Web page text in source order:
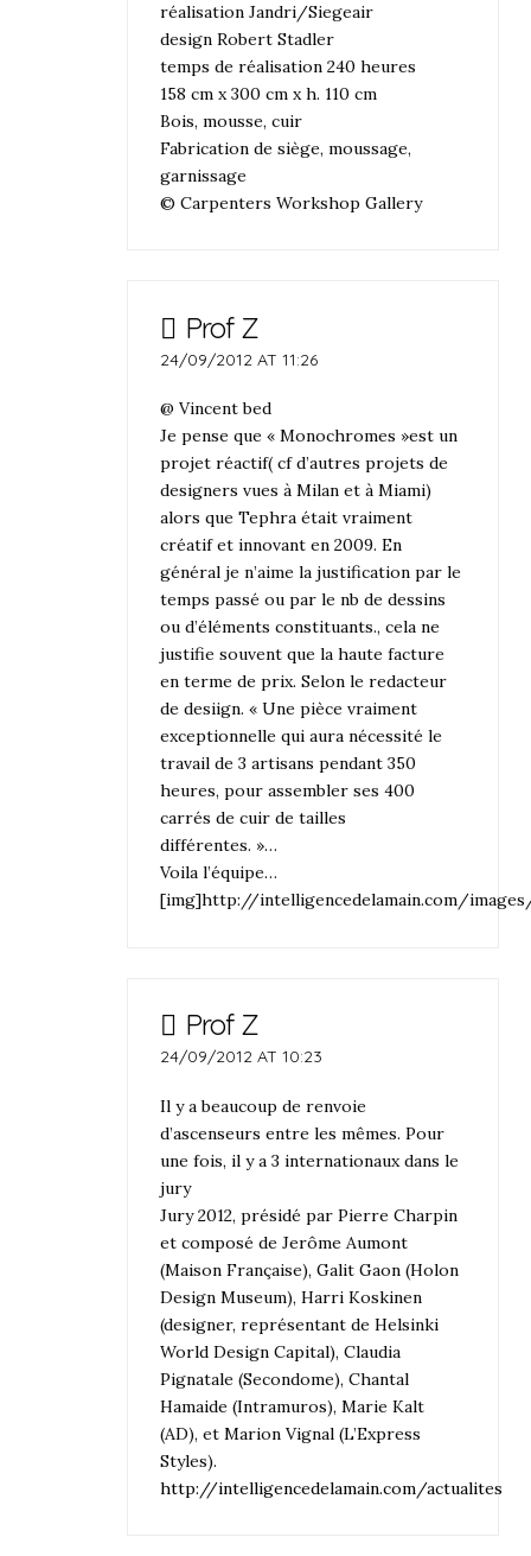
réalisation Jandri/Siegeair
design Robert Stadler
temps de réalisation 240 heures
158 cm x 300 cm x h. 110 cm
Bois, mousse, cuir
Fabrication de siège, moussage,
garnissage
© Carpenters Workshop Gallery
Prof Z
24/09/2012 AT 11:26
@ Vincent bed
Je pense que « Monochromes »est un
projet réactif( cf d’autres projets de
designers vues à Milan et à Miami)
alors que Tephra était vraiment
créatif et innovant en 2009. En
général je n’aime la justification par le
temps passé ou par le nb de dessins
ou d’éléments constituants., cela ne
justifie souvent que la haute facture
en terme de prix. Selon le redacteur
de desiign. « Une pièce vraiment
exceptionnelle qui aura nécessité le
travail de 3 artisans pendant 350
heures, pour assembler ses 400
carrés de cuir de tailles
différentes. »…
Voila l’équipe…
[img]http://intelligencedelamain.com/
Prof Z
24/09/2012 AT 10:23
Il y a beaucoup de renvoie
d’ascenseurs entre les mêmes. Pour
une fois, il y a 3 internationaux dans le
jury
Jury 2012, présidé par Pierre Charpin
et composé de Jerôme Aumont
(Maison Française), Galit Gaon (Holon
Design Museum), Harri Koskinen
(designer, représentant de Helsinki
World Design Capital), Claudia
Pignatale (Secondome), Chantal
Hamaide (Intramuros), Marie Kalt
(AD), et Marion Vignal (L’Express
Styles).
http://intelligencedelamain.com/actualites